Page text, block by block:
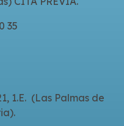
35
1.E. (Las Palmas de